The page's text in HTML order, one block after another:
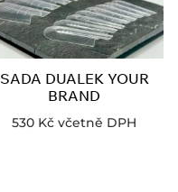
SADA DUALEK YOUR
BRAND
530 Kč včetně DPH